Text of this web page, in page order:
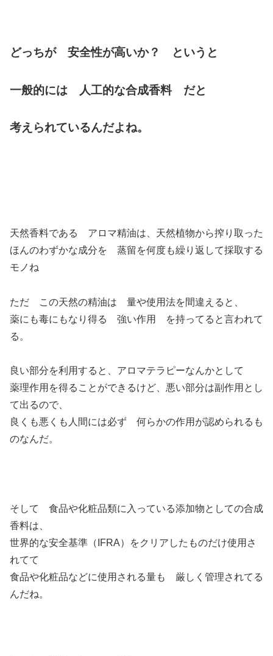
どっちが 安全性が高いか？ というと
一般的には 人工的な合成香料 だと
考えられているんだよね。
天然香料である アロマ精油は、天然植物から搾り取った
ほんのわずかな成分を 蒸留を何度も繰り返して採取する
モノね
ただ この天然の精油は 量や使用法を間違えると、
薬にも毒にもなり得る 強い作用 を持ってると言われて
る。
良い部分を利用すると、アロマテラピーなんかとして
薬理作用を得ることができるけど、悪い部分は副作用とし
て出るので、
良くも悪くも人間には必ず 何らかの作用が認められるも
のなんだ。
そして 食品や化粧品類に入っている添加物としての合成
香料は、
世界的な安全基準（IFRA）をクリアしたものだけ使用さ
れてて
食品や化粧品などに使用される量も 厳しく管理されてる
んだね。